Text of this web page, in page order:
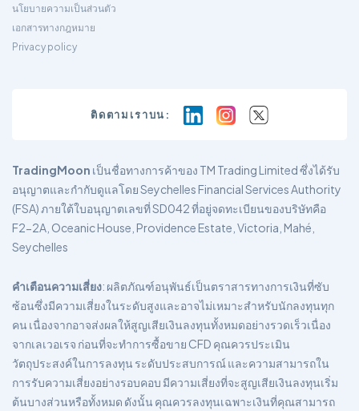
นโยบายความเป็นส่วนตัว
เอกสารทางกฎหมาย
Privacy policy
ติดตามเราบน:
TradingMoon เป็นชื่อทางการค้าของ TM Trading Limited ซึ่งได้รับ
อนุญาตและกำกับดูแลโดย Seychelles Financial Services Authority
(FSA) ภายใต้ใบอนุญาตเลขที่ SD042 ที่อยู่จดทะเบียนของบริษัทคือ
F2-2A, Oceanic House, Providence Estate, Victoria, Mahé,
Seychelles
คำเตือนความเสี่ยง: ผลิตภัณฑ์อนุพันธ์เป็นตราสารทางการเงินที่ซับ
ซ้อนซึ่งมีความเสี่ยงในระดับสูงและอาจไม่เหมาะสำหรับนักลงทุนทุก
คน เนื่องจากอาจส่งผลให้สูญเสียเงินลงทุนทั้งหมดอย่างรวดเร็วเนื่อง
จากเลเวอเรจ ก่อนที่จะทำการซื้อขาย CFD คุณควรประเมิน
วัตถุประสงค์ในการลงทุน ระดับประสบการณ์ และความสามารถใน
การรับความเสี่ยงอย่างรอบคอบ มีความเสี่ยงที่จะสูญเสียเงินลงทุนเริ่ม
ต้นบางส่วนหรือทั้งหมด ดังนั้น คุณควรลงทุนเฉพาะเงินที่คุณสามารถ